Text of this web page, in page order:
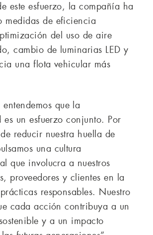
este esfuerzo, la compañía ha
medidas de eficiencia
del uso de aire
cambio de luminarias LED y
una flota vehicular más
que la
es un esfuerzo conjunto. Por
reducir nuestra huella de
una cultura
que involucra a nuestros
proveedores y clientes en la
responsables. Nuestro
cada acción contribuya a un
y a un impacto